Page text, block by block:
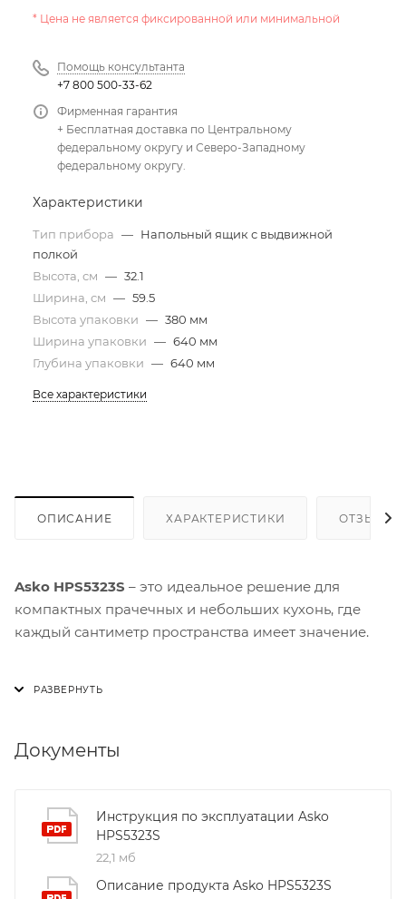
* Цена не является фиксированной или минимальной
Помощь консультанта
+7 800 500-33-62
Фирменная гарантия
+ Бесплатная доставка по Центральному
федеральному округу и Северо-Западному
федеральному округу.
Характеристики
Тип прибора — Напольный ящик с выдвижной
полкой
Высота, см — 32.1
Ширина, см — 59.5
Высота упаковки — 380 мм
Ширина упаковки — 640 мм
Глубина упаковки — 640 мм
Все характеристики
ОПИСАНИЕ ХАРАКТЕРИСТИКИ ОТЗЫВЫ
Asko HPS5323S – это идеальное решение для
компактных прачечных и небольших кухонь, где
каждый сантиметр пространства имеет значение.
позволяет разместить все необходимые аксессуары
Надежная телескопическая система направляющих
обеспечивает плавное открывание и закрывание
ящика. Нажимной механизм гарантирует простоту
Документы
Инструкция по эксплуатации Asko
HPS5323S
22,1 мб
Описание продукта Asko HPS5323S